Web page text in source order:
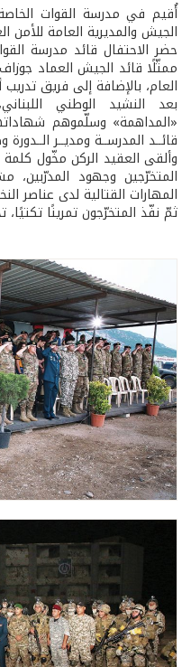
أُقيم في مدرسة القوات
الجيش والمديرية العامة للأمن
حضر الاحتفال قائد مدرسة
ممثّلًا قائد الجيش العماد
العام، بالإضافة إلى فريق
بعد النشيد الوطني
«المداهمة» وسلّموهم
قائــد المدرســة ومديــر
وألقى العقيد الركن مخّول
المتخرّجين وجهود
المهارات القتالية لدى عناصر
ثمّ نفّذ المتخرّجون تمرينًا تكتيًا،